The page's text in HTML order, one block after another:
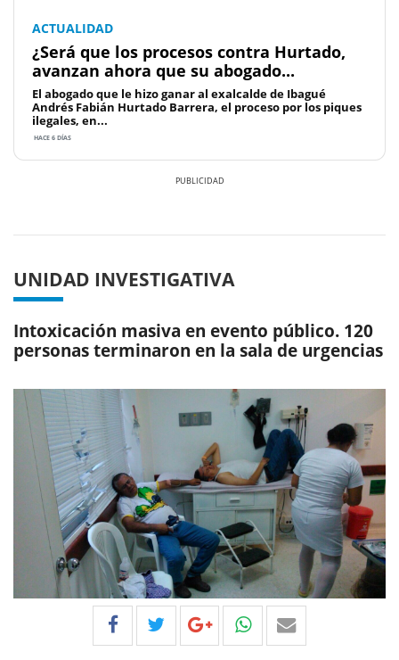
ACTUALIDAD
¿Será que los procesos contra Hurtado,
avanzan ahora que su abogado...
El abogado que le hizo ganar al exalcalde de Ibagué
Andrés Fabián Hurtado Barrera, el proceso por los piques
ilegales, en...
HACE 6 DÍAS
UNIDAD INVESTIGATIVA
Intoxicación masiva en evento público. 120
personas terminaron en la sala de urgencias